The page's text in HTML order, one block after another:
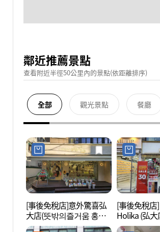
鄰近推薦景點
查看附近半徑50公里內的景點(依距離排序)
全部 觀光景點 餐廳
[事後免稅店]意外驚喜弘
大店(뜻밖의즐거움 홍대
점)
[事後免稅店
Holika (弘
리카 홍대점)